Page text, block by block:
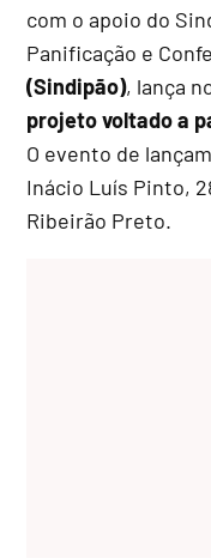
com o apoio do
Panificação e
(Sindipão), lança
projeto voltado a
O evento de
Inácio Luís Pinto,
Ribeirão Preto.